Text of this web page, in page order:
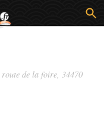
route de la foire, 34470